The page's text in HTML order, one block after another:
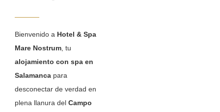
Bienvenido a Hotel & Spa
Mare Nostrum, tu
alojamiento con spa en
Salamanca para
desconectar de verdad en
plena llanura del Campo